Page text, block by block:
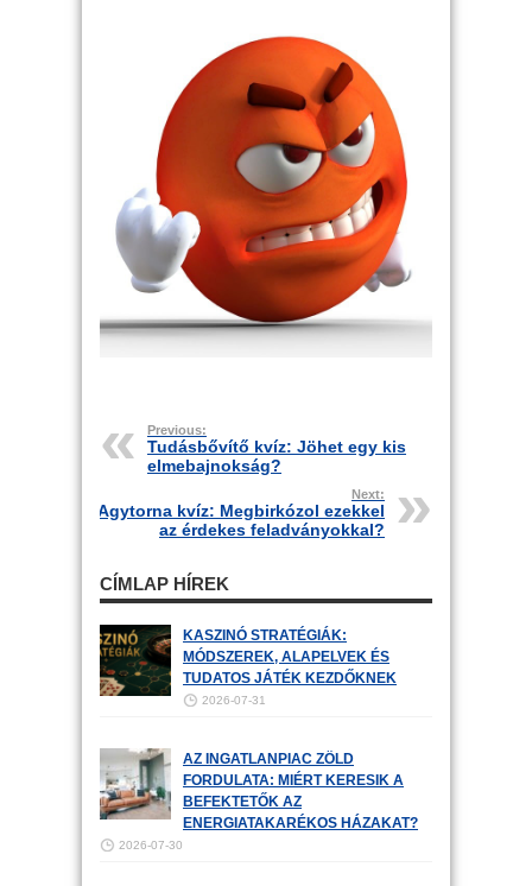
Previous:
Tudásbővítő kvíz: Jöhet egy kis
elmebajnokság?
Next:
Agytorna kvíz: Megbirkózol ezekkel
az érdekes feladványokkal?
CÍMLAP HÍREK
KASZINÓ STRATÉGIÁK:
MÓDSZEREK, ALAPELVEK ÉS
TUDATOS JÁTÉK KEZDŐKNEK
2026-07-31
AZ INGATLANPIAC ZÖLD
FORDULATA: MIÉRT KERESIK A
BEFEKTETŐK AZ
ENERGIATAKARÉKOS HÁZAKAT?
2026-07-30